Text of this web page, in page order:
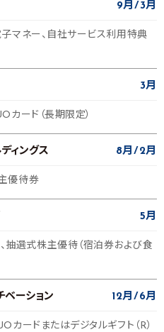
9月 3月
マネー、自社サービス利用特典
3月
カード（長期限定）
ィングス 8月 2月
優待券
5月
抽選式株主優待（宿泊券および食
ベーション 12月 6月
ードまたはデジタルギフト（R）